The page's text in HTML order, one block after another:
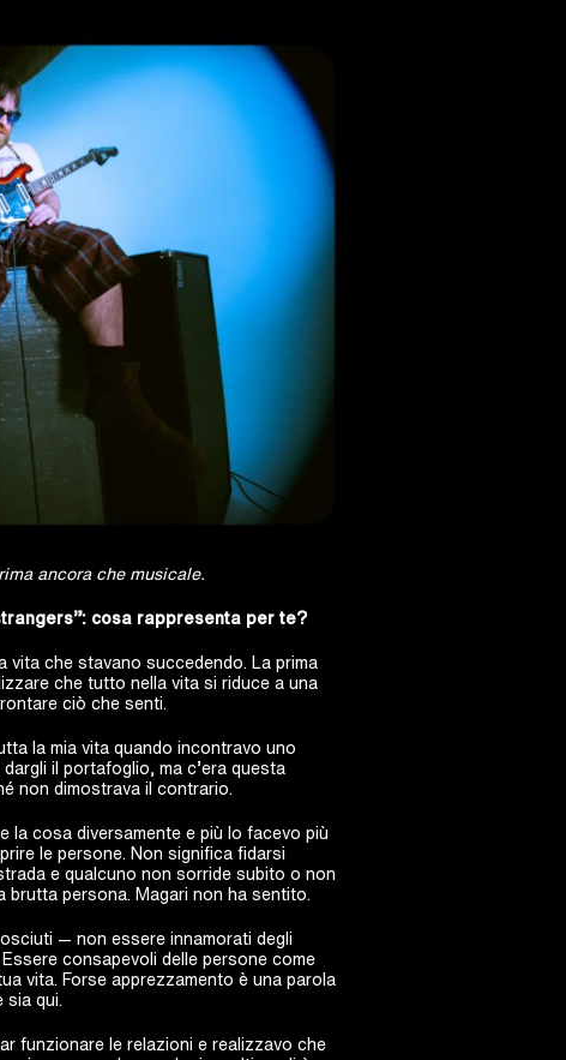
ancora che musicale.
cosa rappresenta per te?
vita che stavano succedendo. La prima
che tutto nella vita si riduce a una
ciò che senti.
la mia vita quando incontravo uno
il portafoglio, ma c’era questa
non dimostrava il contrario.
la cosa diversamente e più lo facevo più
le persone. Non significa fidarsi
e qualcuno non sorride subito o non
brutta persona. Magari non ha sentito.
— non essere innamorati degli
consapevoli delle persone come
vita. Forse apprezzamento è una parola
sia qui.
funzionare le relazioni e realizzavo che